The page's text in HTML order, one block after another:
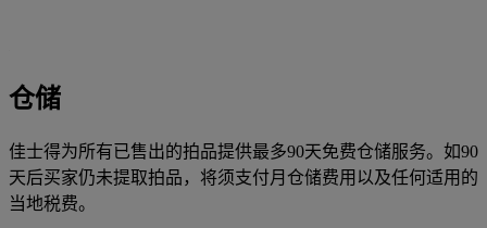
仓储
佳士得为所有已售出的拍品提供最多90天免费仓储服务。如90
天后买家仍未提取拍品，将须支付月仓储费用以及任何适用的
当地税费。